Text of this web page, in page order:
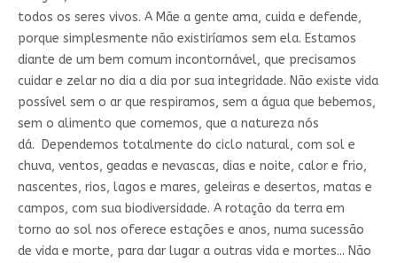
todos os seres vivos. A Mãe a gente ama, cuida e defende,
porque simplesmente não existiríamos sem ela. Estamos
diante de um bem comum incontornável, que precisamos
cuidar e zelar no dia a dia por sua integridade. Não existe vida
possível sem o ar que respiramos, sem a água que bebemos,
sem o alimento que comemos, que a natureza nós
dá. Dependemos totalmente do ciclo natural, com sol e
chuva, ventos, geadas e nevascas, dias e noite, calor e frio,
nascentes, rios, lagos e mares, geleiras e desertos, matas e
campos, com sua biodiversidade. A rotação da terra em
torno ao sol nos oferece estações e anos, numa sucessão
de vida e morte, para dar lugar a outras vida e mortes... Não